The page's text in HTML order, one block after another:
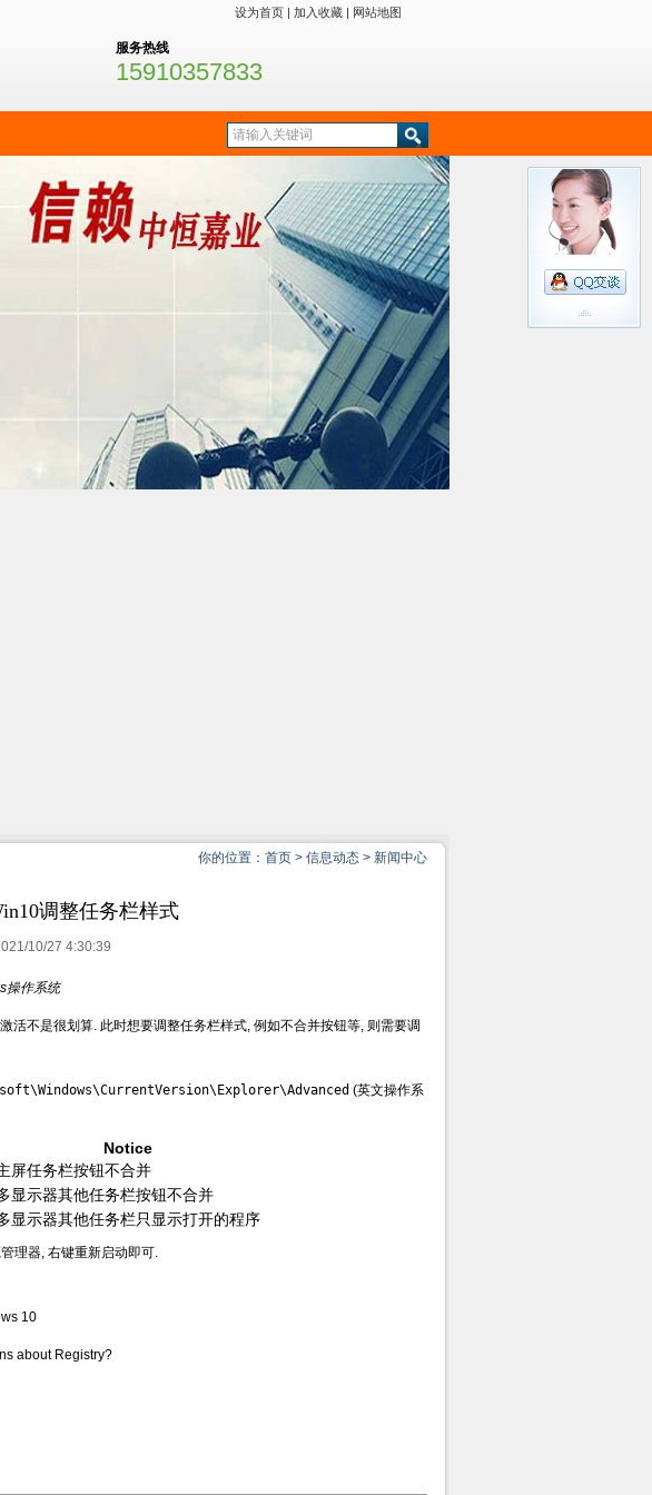
设为首页| 加入收藏| 网站地图
服务热线
15910357833
你的位置： 首页 > 信息动态 > 新闻中心
调整任务栏样式
10/27 4:30:39
操作系统
活不是很划算. 此时想要调整任务栏样式, 例如不合并按钮等, 则需要调
(英文操作系
Notice
屏任务栏按钮不合并
显示器其他任务栏按钮不合并
显示器其他任务栏只显示打开的程序
理器, 右键重新启动即可.
10
about Registry?